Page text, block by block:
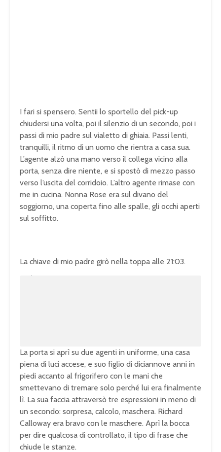
I fari si spensero. Sentii lo sportello del pick-up
chiudersi una volta, poi il silenzio di un secondo, poi i
passi di mio padre sul vialetto di ghiaia. Passi lenti,
tranquilli, il ritmo di un uomo che rientra a casa sua.
L’agente alzò una mano verso il collega vicino alla
porta, senza dire niente, e si spostò di mezzo passo
verso l’uscita del corridoio. L’altro agente rimase con
me in cucina. Nonna Rose era sul divano del
soggiorno, una coperta fino alle spalle, gli occhi aperti
sul soffitto.
La chiave di mio padre girò nella toppa alle 21:03.
La porta si aprì su due agenti in uniforme, una casa
piena di luci accese, e suo figlio di diciannove anni in
piedi accanto al frigorifero con le mani che
smettevano di tremare solo perché lui era finalmente
lì. La sua faccia attraversò tre espressioni in meno di
un secondo: sorpresa, calcolo, maschera. Richard
Calloway era bravo con le maschere. Aprì la bocca
per dire qualcosa di controllato, il tipo di frase che
chiude le stanze.